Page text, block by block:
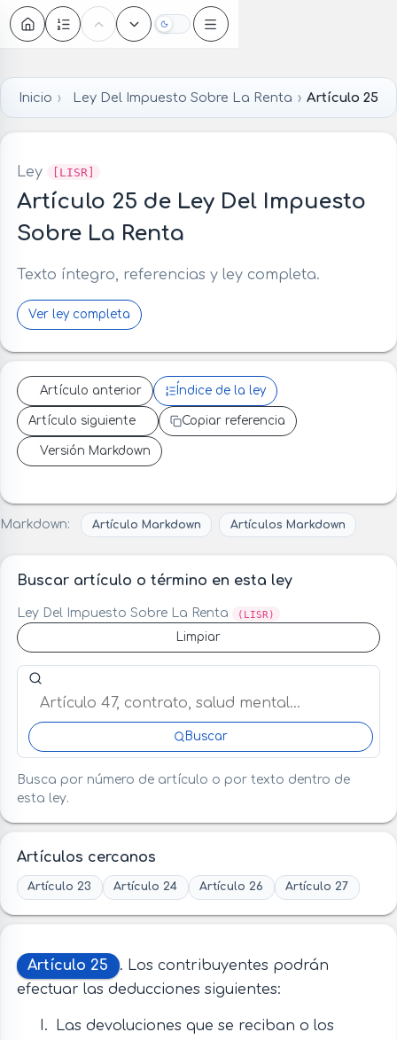
Oscuro
Inicio Ley Del Impuesto Sobre La Renta Artículo 25
Ley [LISR]
Artículo 25 de Ley Del Impuesto
Sobre La Renta
Texto íntegro, referencias y ley completa.
Ver ley completa
Artículo anterior Índice de la ley
Artículo siguiente Copiar referencia
Versión Markdown
Markdown: Artículo Markdown Artículos Markdown
Buscar artículo o término en esta ley
Ley Del Impuesto Sobre La Renta (LISR)
Limpiar
Buscar artículo o término en esta ley
Buscar
Busca por número de artículo o por texto dentro de
esta ley.
Artículos cercanos
Artículo 23 Artículo 24 Artículo 26 Artículo 27
Artículo 25
. Los contribuyentes podrán
efectuar las deducciones siguientes:
Las devoluciones que se reciban o los